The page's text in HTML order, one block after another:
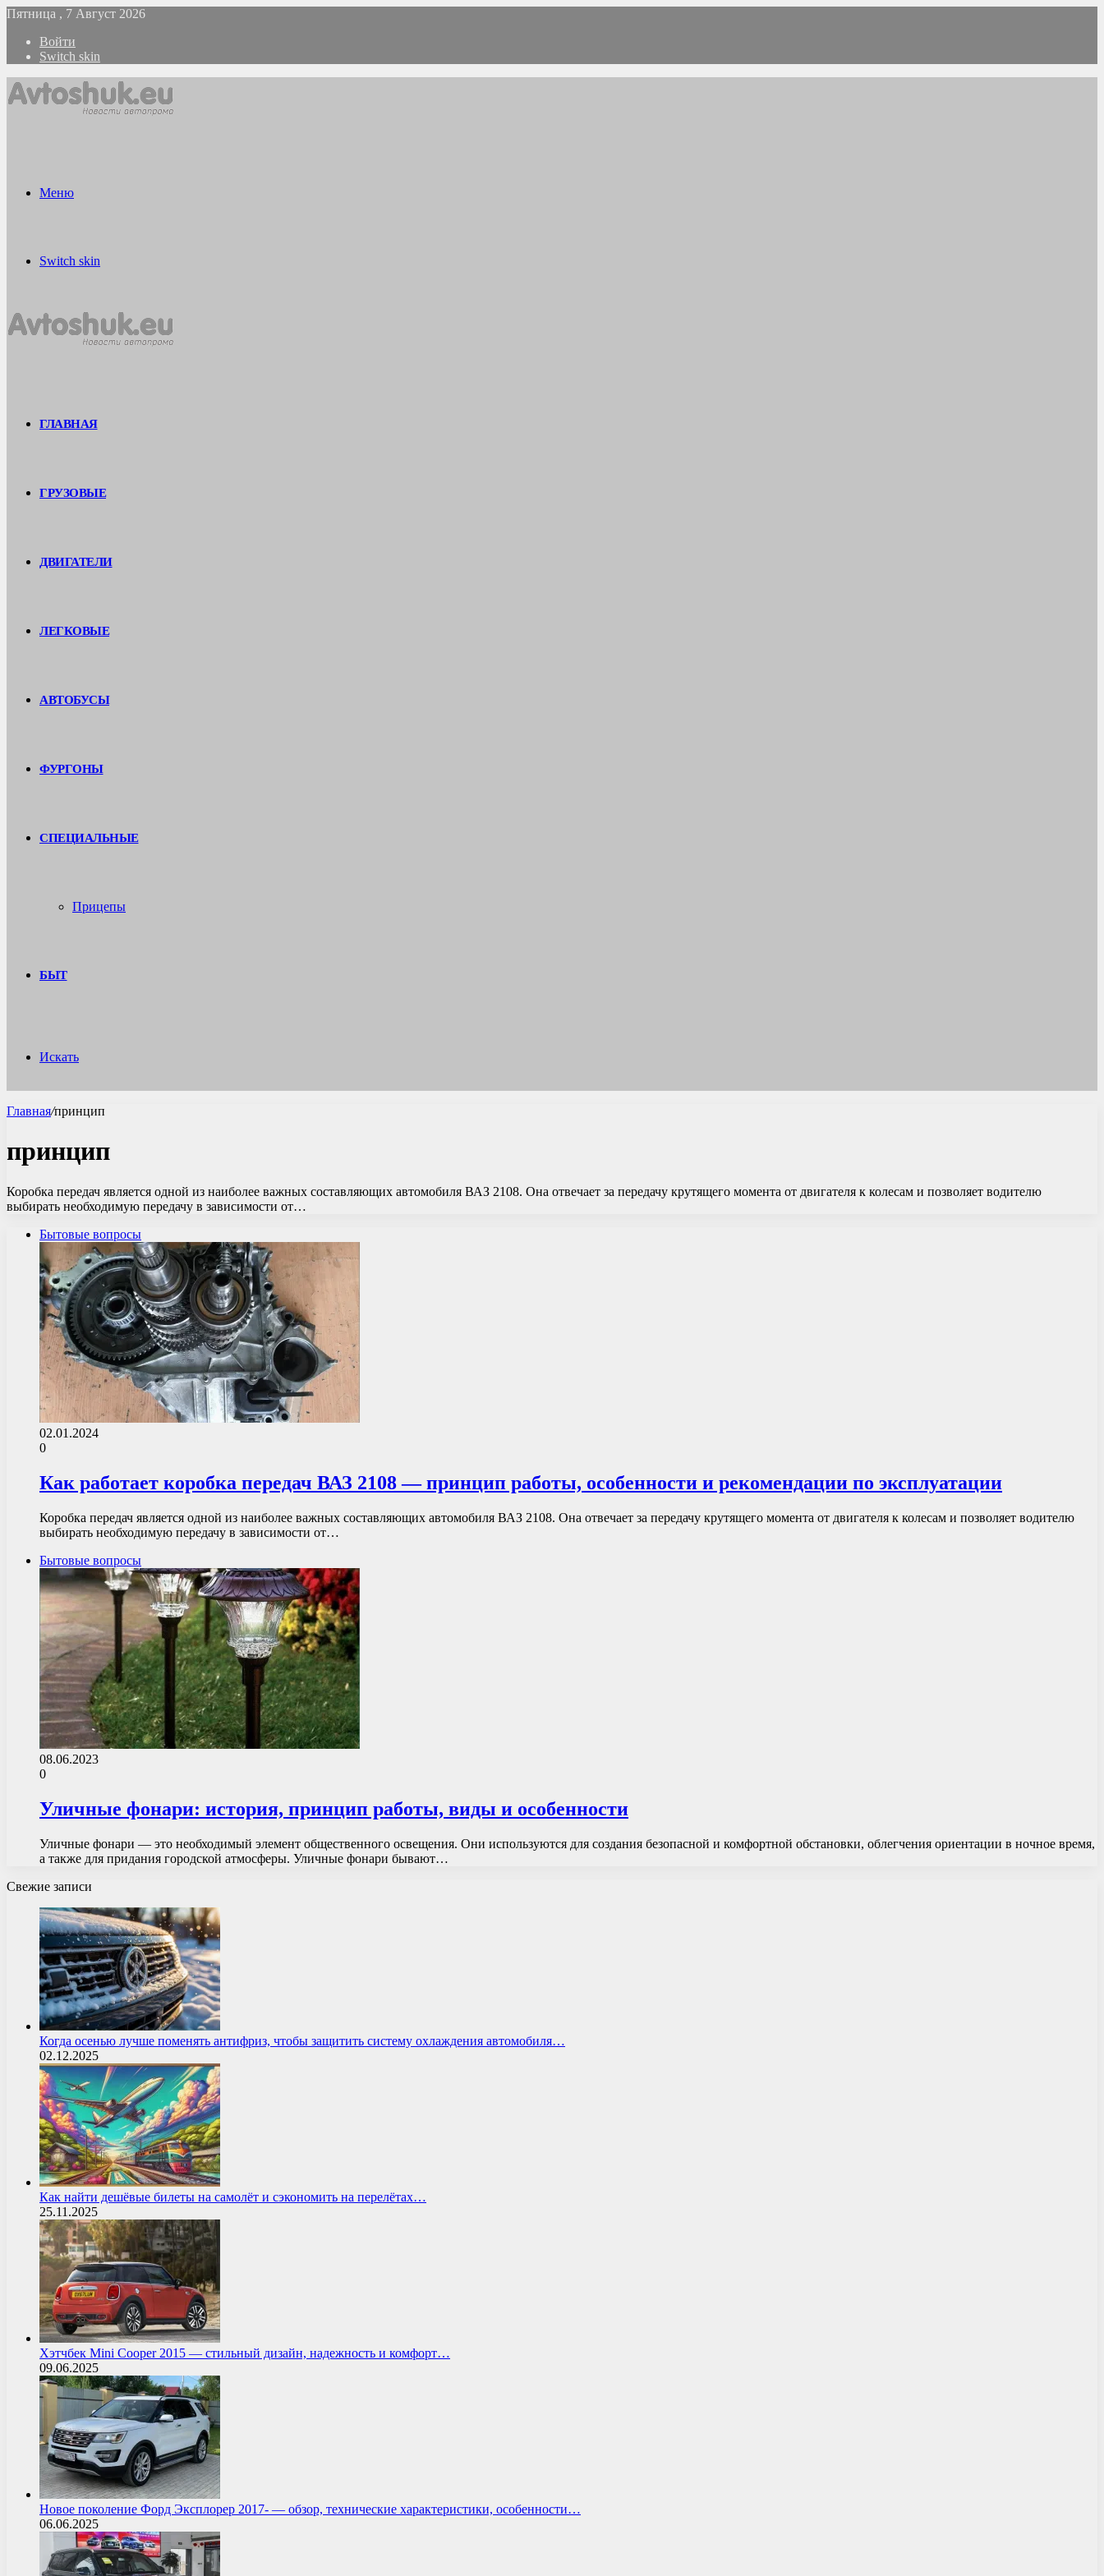
Пятница , 7 Август 2026
Войти
Switch skin
Меню
Switch skin
ГЛАВНАЯ
ГРУЗОВЫЕ
ДВИГАТЕЛИ
ЛЕГКОВЫЕ
АВТОБУСЫ
ФУРГОНЫ
СПЕЦИАЛЬНЫЕ
Прицепы
БЫТ
Искать
Главная/принцип
принцип
Коробка передач является одной из наиболее важных составляющих автомобиля ВАЗ 2108. Она отвечает за передачу крутящего момента от двигателя к колесам и позволяет водителю
выбирать необходимую передачу в зависимости от…
Бытовые вопросы
02.01.2024
0
Как работает коробка передач ВАЗ 2108 — принцип работы, особенности и рекомендации по эксплуатации
Коробка передач является одной из наиболее важных составляющих автомобиля ВАЗ 2108. Она отвечает за передачу крутящего момента от двигателя к колесам и позволяет водителю
выбирать необходимую передачу в зависимости от…
Бытовые вопросы
08.06.2023
0
Уличные фонари: история, принцип работы, виды и особенности
Уличные фонари — это необходимый элемент общественного освещения. Они используются для создания безопасной и комфортной обстановки, облегчения ориентации в ночное время,
а также для придания городской атмосферы. Уличные фонари бывают…
Свежие записи
Когда осенью лучше поменять антифриз, чтобы защитить систему охлаждения автомобиля…
02.12.2025
Как найти дешёвые билеты на самолёт и сэкономить на перелётах…
25.11.2025
Хэтчбек Mini Cooper 2015 — стильный дизайн, надежность и комфорт…
09.06.2025
Новое поколение Форд Эксплорер 2017- — обзор, технические характеристики, особенности…
06.06.2025